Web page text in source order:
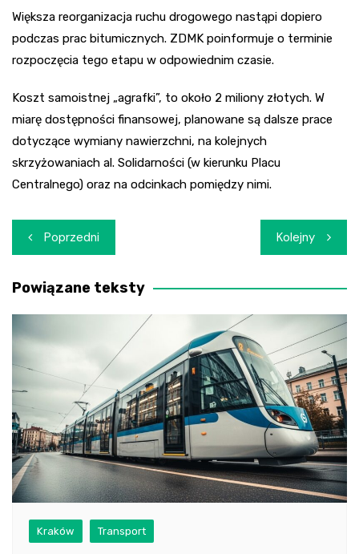
Większa reorganizacja ruchu drogowego nastąpi dopiero
podczas prac bitumicznych. ZDMK poinformuje o terminie
rozpoczęcia tego etapu w odpowiednim czasie.
Koszt samoistnej „agrafki”, to około 2 miliony złotych. W
miarę dostępności finansowej, planowane są dalsze prace
dotyczące wymiany nawierzchni, na kolejnych
skrzyżowaniach al. Solidarności (w kierunku Placu
Centralnego) oraz na odcinkach pomiędzy nimi.
Nawigacja
wpisu
Poprzedni Kolejny
Powiązane teksty
Kraków Transport